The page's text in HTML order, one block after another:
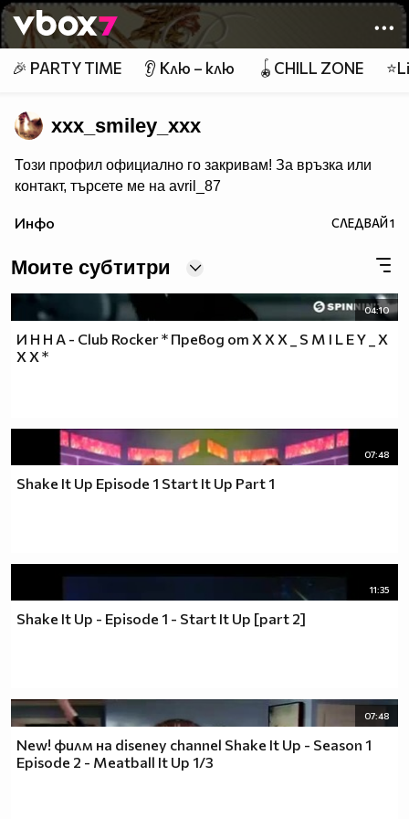
Member of
👾
🎉 PARTY TIME 👂 Клю – клю 🪀CHILL ZONE
xxx_smiley_xxx
Този профил официално го закривам! За връзка или
контакт, търсете ме на avril_87
Инфо СЛЕДВАЙ1
Моите субтитри
04:10
И Н Н А - Club Rocker * Превод от X X X _ S M I L E Y _ X
X X *
07:48
Shake It Up Episode 1 Start It Up Part 1
11:35
Shake It Up - Episode 1 - Start It Up [part 2]
07:48
New! филм на diseney channel Shake It Up - Season 1
Episode 2 - Meatball It Up 1/3